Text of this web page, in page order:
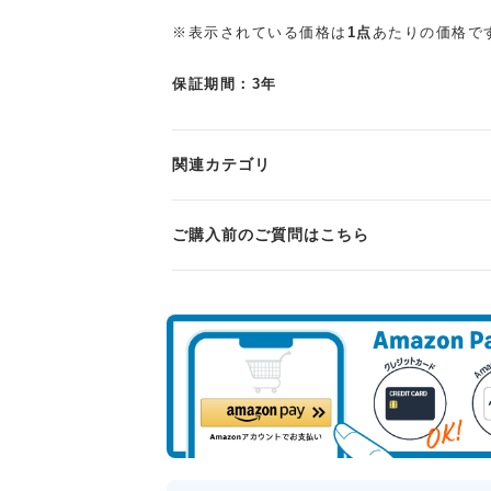
※表示されている価格は 1点あたりの価格で
保証期間：3年
関連カテゴリ
ご購入前のご質問はこちら